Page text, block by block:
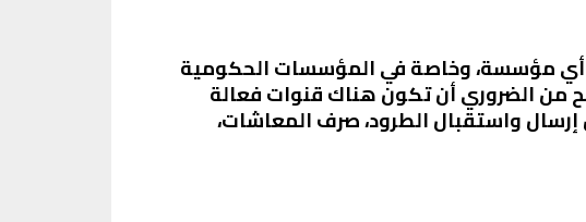
أي مؤسسة، وخاصة في المؤسسات الحكومية
من الضروري أن تكون هناك قنوات فعالة
واستقبال الطرود، صرف المعاشات،